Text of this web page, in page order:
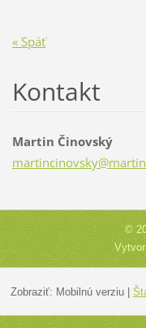
« Späť
Kontakt
Martin Činovský
martincinovsky@m
©
Zobraziť: Mobilnú verziu|